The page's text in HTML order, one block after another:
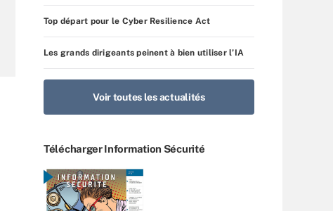
Top départ pour le Cyber Resilience Act
Les grands dirigeants peinent à bien utiliser l’IA
Voir toutes les actualités
Télécharger Information Sécurité